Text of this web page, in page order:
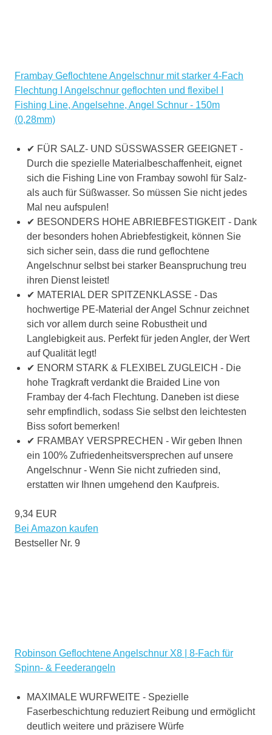
Frambay Geflochtene Angelschnur mit starker 4-Fach
Flechtung I Angelschnur geflochten und flexibel I
Fishing Line, Angelsehne, Angel Schnur - 150m
(0,28mm)
✔ FÜR SALZ- UND SÜSSWASSER GEEIGNET -
Durch die spezielle Materialbeschaffenheit, eignet
sich die Fishing Line von Frambay sowohl für Salz-
als auch für Süßwasser. So müssen Sie nicht jedes
Mal neu aufspulen!
✔ BESONDERS HOHE ABRIEBFESTIGKEIT - Dank
der besonders hohen Abriebfestigkeit, können Sie
sich sicher sein, dass die rund geflochtene
Angelschnur selbst bei starker Beanspruchung treu
ihren Dienst leistet!
✔ MATERIAL DER SPITZENKLASSE - Das
hochwertige PE-Material der Angel Schnur zeichnet
sich vor allem durch seine Robustheit und
Langlebigkeit aus. Perfekt für jeden Angler, der Wert
auf Qualität legt!
✔ ENORM STARK & FLEXIBEL ZUGLEICH - Die
hohe Tragkraft verdankt die Braided Line von
Frambay der 4-fach Flechtung. Daneben ist diese
sehr empfindlich, sodass Sie selbst den leichtesten
Biss sofort bemerken!
✔ FRAMBAY VERSPRECHEN - Wir geben Ihnen
ein 100% Zufriedenheitsversprechen auf unsere
Angelschnur - Wenn Sie nicht zufrieden sind,
erstatten wir Ihnen umgehend den Kaufpreis.
9,34 EUR
Bei Amazon kaufen
Bestseller Nr. 9
Robinson Geflochtene Angelschnur X8 | 8-Fach für
Spinn- & Feederangeln
MAXIMALE WURFWEITE - Spezielle
Faserbeschichtung reduziert Reibung und ermöglicht
deutlich weitere und präzisere Würfe